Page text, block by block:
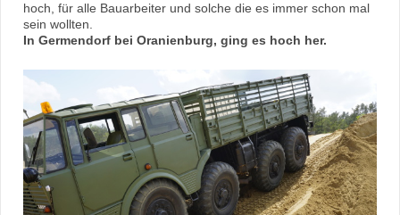
hoch, für alle Bauarbeiter und solche die es immer schon mal
sein wollten.
In Germendorf bei Oranienburg, ging es hoch her.